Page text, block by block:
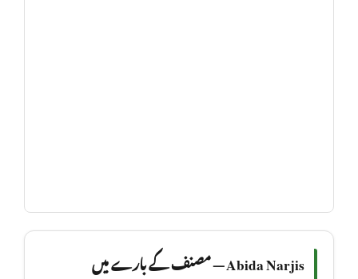
Abida Narjis — مصنف کے بارے میں